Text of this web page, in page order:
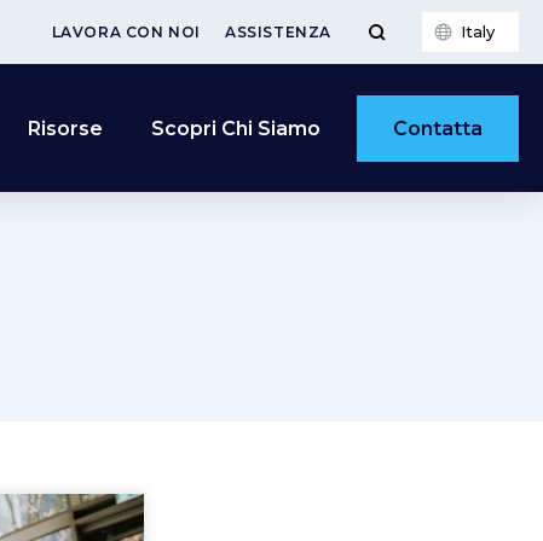
LAVORA CON NOI ASSISTENZA Italy
Risorse Scopri Chi Siamo Contatta